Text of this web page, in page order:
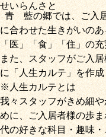
青藍
せいらん
の郷
さと
では、ご入
に合わせた生きがいの
「医」 「食」「住」の
また、スタッフがご入
に「人生カルテ」を作
※人生カルテとは
我々スタッフがきめ細
めに、ご入居者様の歩
代の好きな科目・趣味